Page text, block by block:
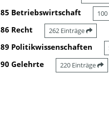
85 Betriebswirtschaft
86 Recht 262 Einträge
89 Politikwissenschaften
90 Gelehrte 220 Einträge